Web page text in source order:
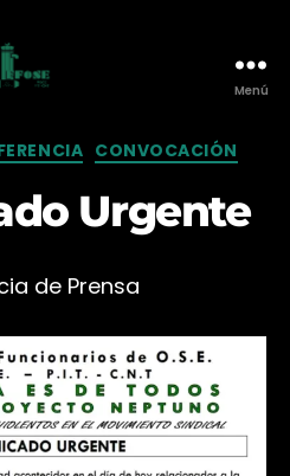
Funcionarios
O.S.E.
Menú
CategoríasCONVOCACIÓN
Urgente
de Prensa